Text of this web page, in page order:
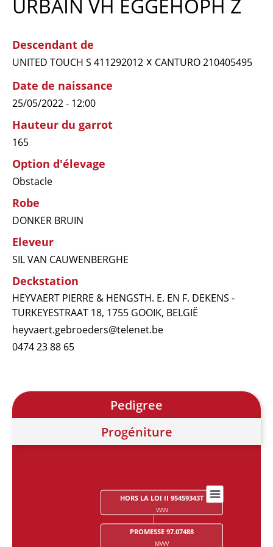
URBAIN VH EGGEHOPH Z
Descendant de
UNITED TOUCH S 411292012 x CANTURO 210405495
Date de naissance
25/05/2022 - 12:00
Hauteur du garrot
165
Option d'élevage
Obstacle
Robe
DONKER BRUIN
Eleveur
SIL VAN CAUWENBERGHE
Deckstation
HEYVAERT PIERRE & HENGSTH. E. EN F. DEKENS -
TURKEYESTRAAT 18, 1755 GOOIK, BELGIË
heyvaert.gebroeders@telenet.be
0474 23 88 65
Pedigree
Progéniture
Chart with 28 data points.
HORS LA LOI II 95459343T
VVVV
PROMESSE 97.07488
MVVV